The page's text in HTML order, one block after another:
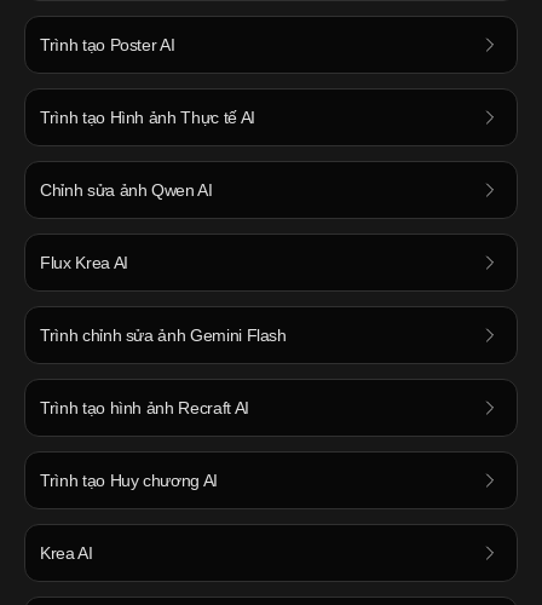
Trình tạo Poster AI
Trình tạo Hình ảnh Thực tế AI
Chỉnh sửa ảnh Qwen AI
Flux Krea AI
Trình chỉnh sửa ảnh Gemini Flash
Trình tạo hình ảnh Recraft AI
Trình tạo Huy chương AI
Krea AI